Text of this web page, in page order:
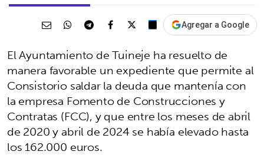
Agregar a Google
El Ayuntamiento de Tuineje ha resuelto de
manera favorable un expediente que permite al
Consistorio saldar la deuda que mantenía con
la empresa Fomento de Construcciones y
Contratas (FCC), y que entre los meses de abril
de 2020 y abril de 2024 se había elevado hasta
los 162.000 euros.